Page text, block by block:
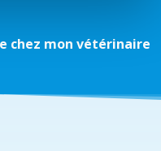
chez mon vétérinaire